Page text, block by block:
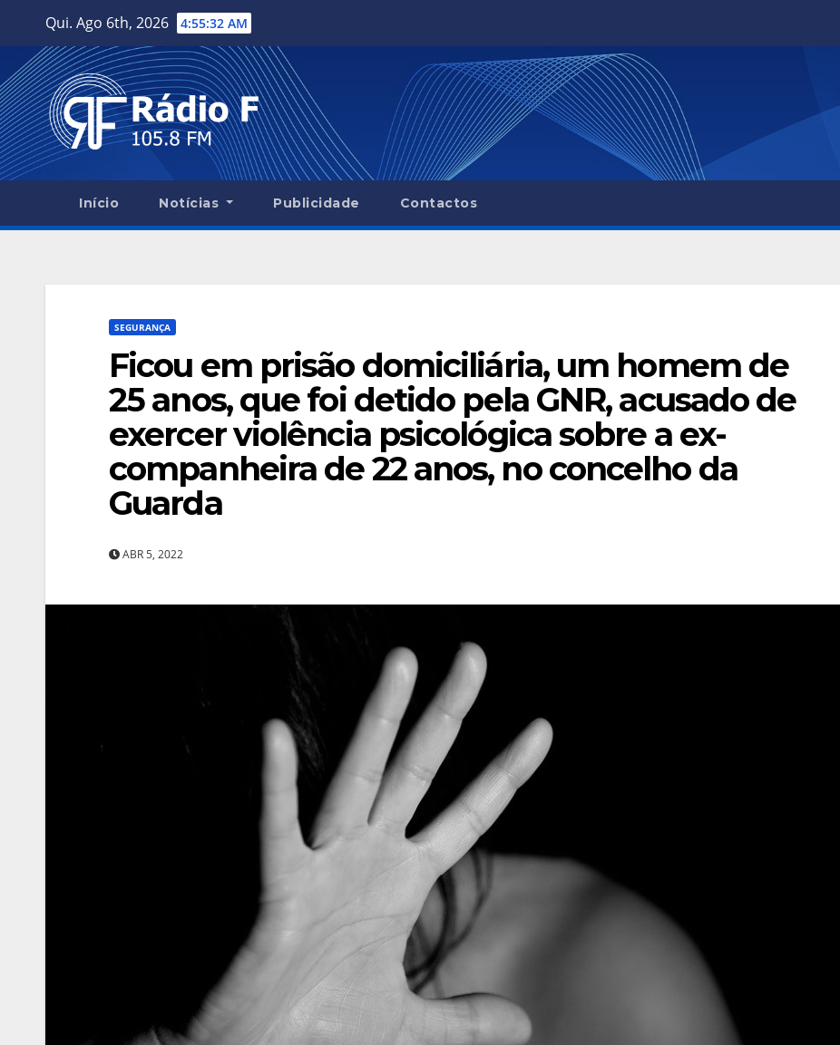
content
Qui. Ago 6th, 2026 4:55:33 AM
Início Notícias Publicidade Contactos
SEGURANÇA
Ficou em prisão domiciliária, um homem de
25 anos, que foi detido pela GNR, acusado de
exercer violência psicológica sobre a ex-
companheira de 22 anos, no concelho da
Guarda
ABR 5, 2022